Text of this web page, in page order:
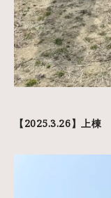
【2025.3.26】上棟